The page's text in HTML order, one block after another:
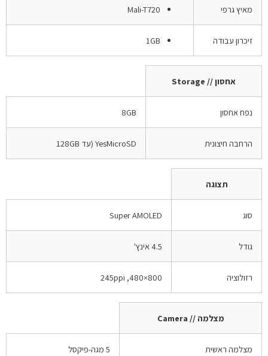
מאיץ גרפי Mali-T720
זיכרון עבודה 1GB
אחסון // Storage
נפח אחסון 8GB
הרחבה חיצונית YesMicroSD (עד 128GB
תצוגה
סוג Super AMOLED
גודל 4.5 אינץ'
רזולוציה 800×480, 245ppi
מצלמה // Camera
מצלמה ראשית 5 מגה-פיקסל